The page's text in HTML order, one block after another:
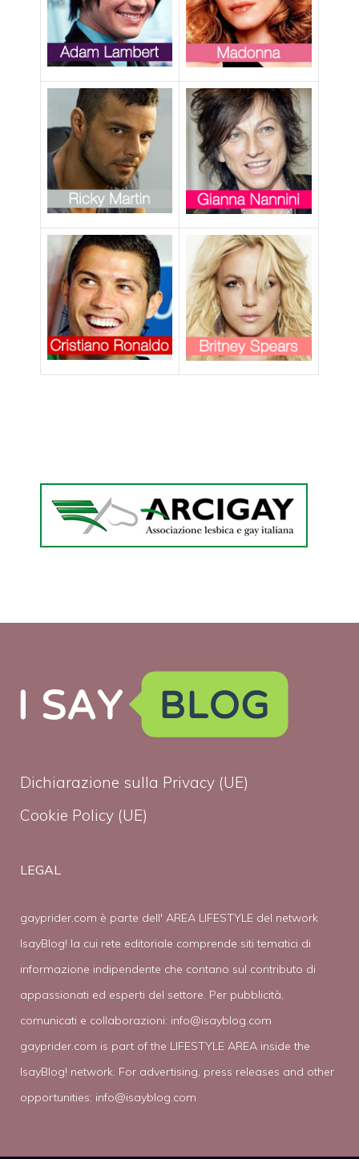
Dichiarazione sulla Privacy (UE)
Cookie Policy (UE)
LEGAL
gayprider.com è parte dell' AREA LIFESTYLE del network
IsayBlog! la cui rete editoriale comprende siti tematici di
informazione indipendente che contano sul contributo di
appassionati ed esperti del settore. Per pubblicità,
comunicati e collaborazioni: info@isayblog.com
gayprider.com is part of the LIFESTYLE AREA inside the
IsayBlog! network. For advertising, press releases and other
opportunities: info@isayblog.com